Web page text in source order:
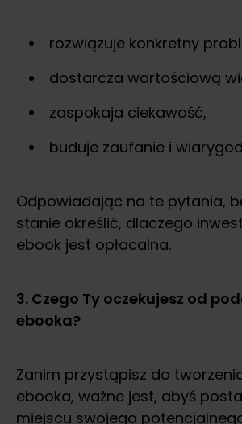
rozwiązuje konkretny
dostarcza wartościową
zaspokaja ciekawość,
buduje zaufanie i
Odpowiadając na te pytania,
stanie określić, dlaczego
ebook jest opłacalna.
3. Czego Ty oczekujesz od
ebooka?
Zanim przystąpisz do
ebooka, ważne jest, abyś
miejscu swojego